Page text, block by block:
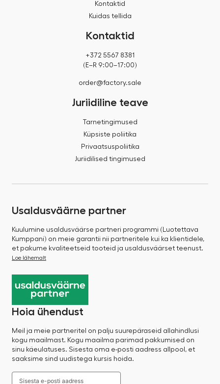
Kontaktid
Kuidas tellida
Kontaktid
+372 5567 8381
(E–R 9:00–17:00)
order@factory.sale
Juriidiline teave
Tarnetingimused
Küpsiste poliitika
Privaatsuspoliitika
Juriidilised tingimused
Usaldusväärne partner
Kuulumine usaldusväärse partneri programmi (Luotettava
Kumppani) on meie garantii nii partneritele kui ka klientidele,
et pakume kvaliteetseid tooteid ja usaldusväärset teenust.
Loe lähemalt
Hoia ühendust
Meil ja meie partneritel on palju suurepäraseid allahindlusi
kogu maailmast. Kogu maailma parimad pakkumised on
sinu käeulatuses. Sisesta oma e-posti aadress allpool, et
saaksime sind uudistega kursis hoida.